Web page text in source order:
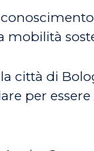
mobilità
città di
per